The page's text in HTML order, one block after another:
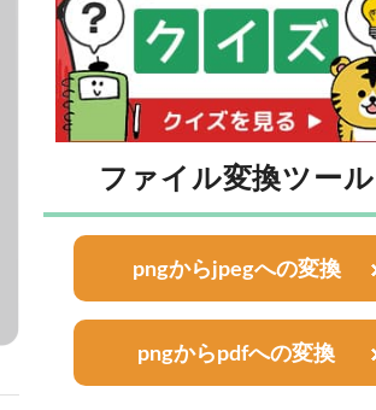
ファイル変換ツール
pngからjpegへの変換
pngからpdfへの変換